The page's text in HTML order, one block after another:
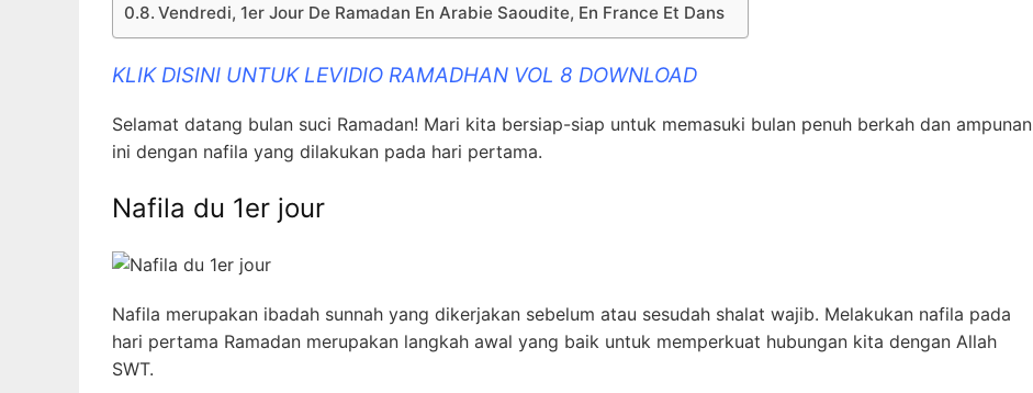
Vendredi, 1er Jour De Ramadan En Arabie Saoudite, En France Et Dans
KLIK DISINI UNTUK LEVIDIO RAMADHAN VOL 8 DOWNLOAD
Selamat datang bulan suci Ramadan! Mari kita bersiap-siap untuk memasuki bulan penuh berkah dan ampunan
ini dengan nafila yang dilakukan pada hari pertama.
Nafila du 1er jour
Nafila merupakan ibadah sunnah yang dikerjakan sebelum atau sesudah shalat wajib. Melakukan nafila pada
hari pertama Ramadan merupakan langkah awal yang baik untuk memperkuat hubungan kita dengan Allah
SWT.